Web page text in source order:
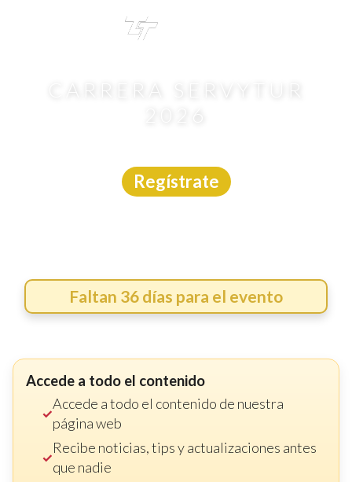
CARRERA SERVYTUR
Regístrate
Faltan 36 días para el evento
Accede a todo el contenido
Accede a todo el contenido de nuestra
página web
Recibe noticias, tips y actualizaciones antes
que nadie